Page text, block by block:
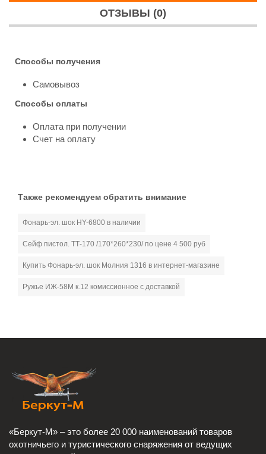
ОТЗЫВЫ (0)
Способы получения
Самовывоз
Способы оплаты
Оплата при получении
Счет на оплату
Также рекомендуем обратить внимание
Фонарь-эл. шок HY-6800 в наличии
Сейф пистол. ТТ-170 /170*260*230/ по цене 4 500 руб
Купить Фонарь-эл. шок Молния 1316 в интернет-магазине
Ружье ИЖ-58М к.12 комиссионное с доставкой
«Беркут-М» – это более 20 000 наименований товаров
охотничьего и туристического снаряжения от ведущих